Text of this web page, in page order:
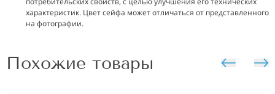
характеристик. Цвет сейфа может отличаться от представленного
на фотографии.
Похожие товары